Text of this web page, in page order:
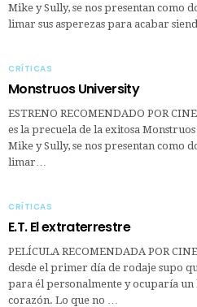
Mike y Sully, se nos presentan como
limar sus asperezas para acabar
CRÍTICAS
Monstruos University
ESTRENO RECOMENDADO POR
es la precuela de la exitosa
Mike y Sully, se nos presentan como
limar…
CRÍTICAS
E.T. El extraterrestre
PELÍCULA RECOMENDADA POR
desde el primer día de rodaje supo
para él personalmente y ocuparía
corazón. Lo que no …